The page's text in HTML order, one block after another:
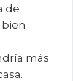
de
más